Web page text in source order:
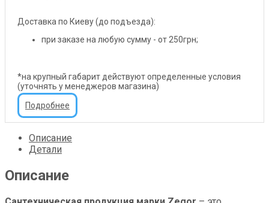
Доставка по Киеву (до подъезда):
при заказе на любую сумму - от 250грн;
*на крупный габарит действуют определенные условия
(уточнять у менеджеров магазина)
Подробнее
Описание
Детали
Описание